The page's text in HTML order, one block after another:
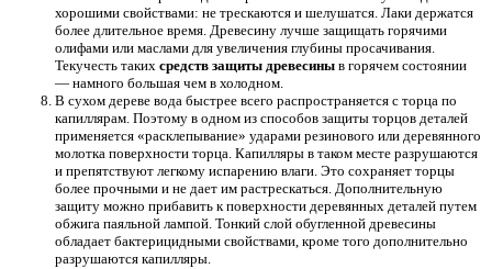
хорошими свойствами: не трескаются и шелушатся. Лаки держатся
более длительное время. Древесину лучше защищать горячими
олифами или маслами для увеличения глубины просачивания.
Текучесть таких средств защиты древесины в горячем состоянии
— намного большая чем в холодном.
В сухом дереве вода быстрее всего распространяется с торца по
капиллярам. Поэтому в одном из способов защиты торцов деталей
применяется «расклепывание» ударами резинового или деревянного
молотка поверхности торца. Капилляры в таком месте разрушаются
и препятствуют легкому испарению влаги. Это сохраняет торцы
более прочными и не дает им растрескаться. Дополнительную
защиту можно прибавить к поверхности деревянных деталей путем
обжига паяльной лампой. Тонкий слой обугленной древесины
обладает бактерицидными свойствами, кроме того дополнительно
разрушаются капилляры.